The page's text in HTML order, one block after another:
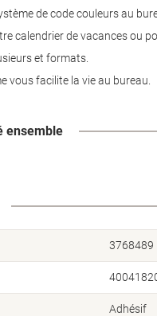
de code couleurs au
calendrier de vacances ou
et formats.
vous facilite la vie au bureau.
ensemble
3768489
Adhésif